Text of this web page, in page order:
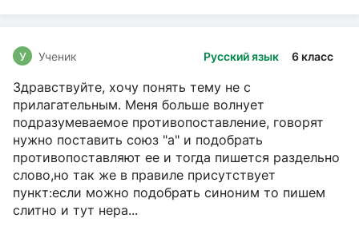
Русский язык 6 класс
У Ученик
Здравствуйте, хочу понять тему не с
прилагательным. Меня больше волнует
подразумеваемое противопоставление, говорят
нужно поставить союз "а" и подобрать
противопоставляют ее и тогда пишется раздельно
слово,но так же в правиле присутствует
пункт:если можно подобрать синоним то пишем
слитно и тут нера...